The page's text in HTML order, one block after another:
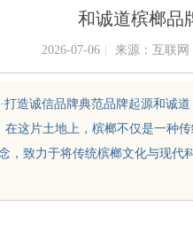
和诚道槟榔品
2026-07-06 来源：互联网
打造诚信品牌典范品牌起源和诚
这片土地上，槟榔不仅是一种
，致力于将传统槟榔文化与现